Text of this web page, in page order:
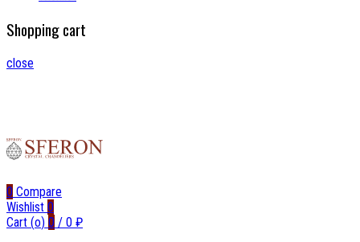
Shopping cart
close
0 Compare
Wishlist 0
Cart (o) 0 / 0 ₽